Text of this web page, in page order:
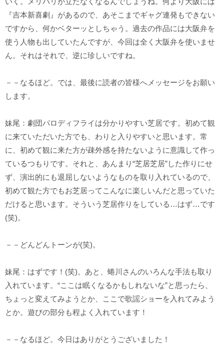
『吉本新喜劇』があるので、あそこまでギャグ連発もできない
ですから、何かベターッとしちゃう。過去の作品には大阪弁を
使う人物も出していたんですが、今回は全く大阪弁を使いませ
ん。それはそれで、逆に珍しいですね。
－－なるほど。では、最後に読者の皆様へメッセージをお願い
します。
妹尾：劇団パロディフライは分かりやすい芝居です。初めて観
に来ていただいた方でも、わりと入りやすいと思います。常
に、初めて観に来た方が疎外感を持たないように意識して作っ
ているつもりです。それと、あんまり“芝居芝居”した作りにせ
ず、演出的にも退屈しないようなものを取り入れているので、
初めて観た方でもお芝居ってこんなに楽しいんだと思っていた
だけると思います。そういう芝居作りをしている…はず…です
(笑)。
－－どんどんトーンが(笑)。
妹尾：はずです！(笑)。あと、蜷川さんのいろんな手法も取り
入れています。“ここは眠くなるかもしれないな”と思ったら、
ちょっと変えてみようとか、ここで歌謡ショーを入れてみよう
とか。遊びの部分も程よく入れています！
－－なるほど。今日はありがとうございました！